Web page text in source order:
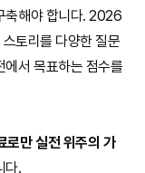
축해야 합니다. 2026
토리를 다양한 질문
에서 목표하는 점수를
로만 실전 위주의 가
다.